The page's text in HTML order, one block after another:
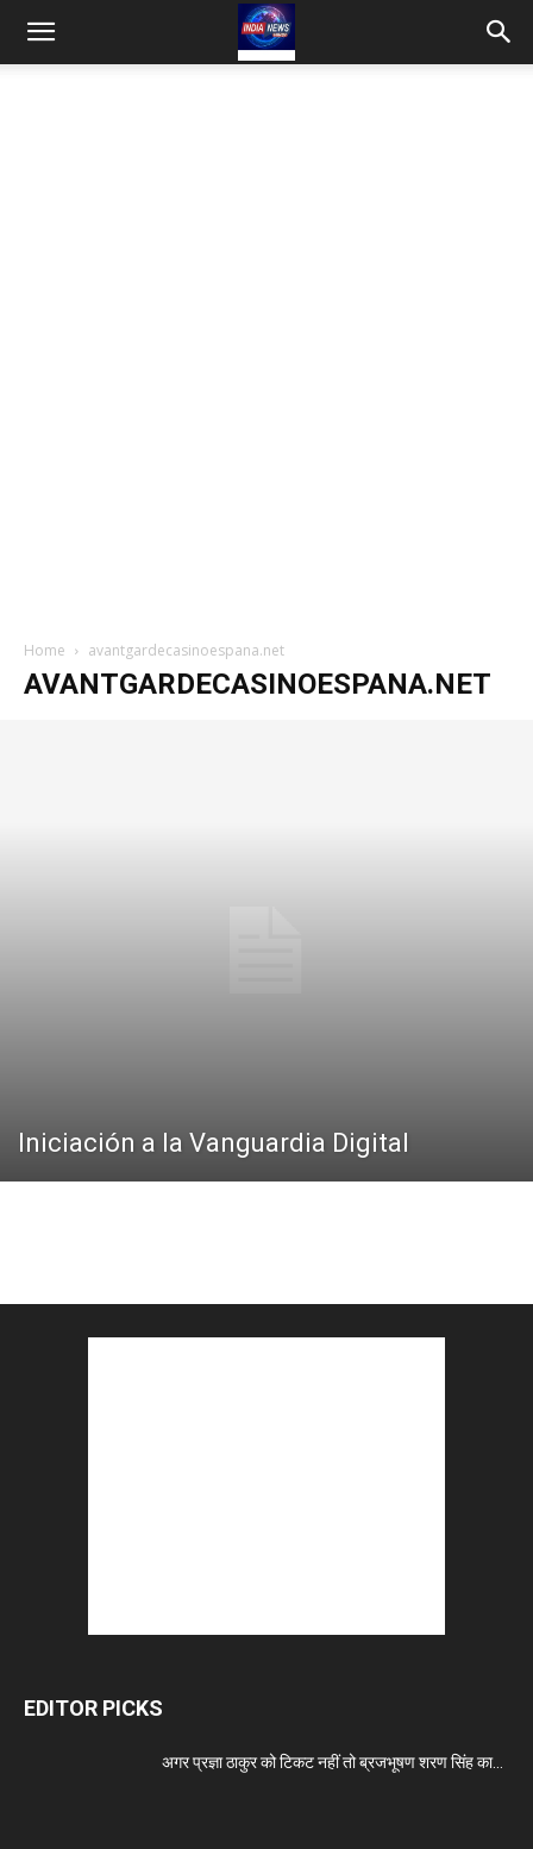
Home avantgardecasinoespana.net
AVANTGARDECASINOESPANA.NET
Iniciación a la Vanguardia Digital
EDITOR PICKS
अगर प्रज्ञा ठाकुर को टिकट नहीं तो ब्रजभूषण शरण सिंह का...